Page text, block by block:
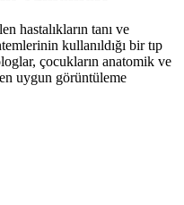
hastalıkların tanı ve
kullanıldığı bir tıp
çocukların anatomik ve
uygun görüntüleme